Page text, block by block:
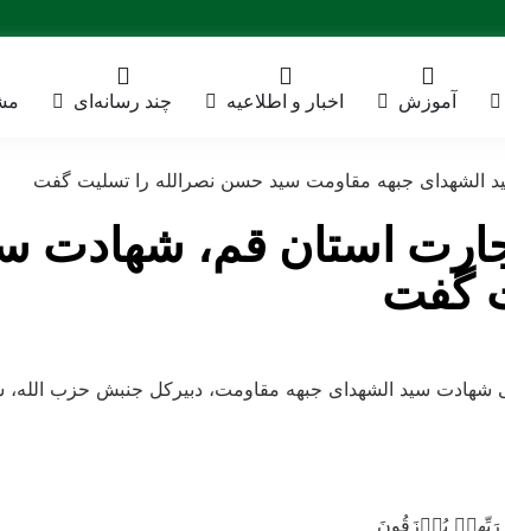
آموزش اخبار و اطلاعیه چند رسانه‌ای
جبهه مقاومت سید حسن نصرالله را تسلیت گفت
استان قم، شهادت
گفت
شهادت سید الشهدای جبهه مقاومت، دبیرکل جنبش حزب
رَبِّهِمۡ يُرۡزَقُونَ